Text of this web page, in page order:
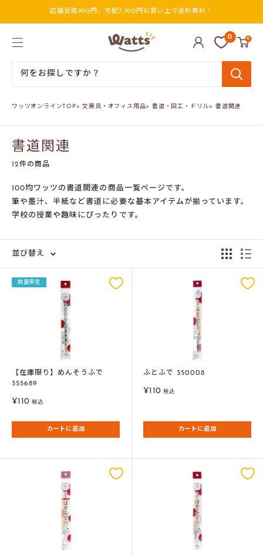
テ
店舗受取990円、宅配7,700円お買い上で送料無料！
ワ
ッ
0 0
ワッツオンラインTOP> 文房具・オフィス用品> 書道・図工・ドリル> 書道関連
書道関連
12件の商品
100均ワッツの書道関連の商品一覧ページです。
筆や墨汁、半紙など書道に必要な基本アイテムが揃っています。
学校の授業や趣味にぴったりです。
並び替え
数量限定
【在庫限り】めんそうふで
355689
販
価
¥110 税込
カートに追加
ふとふで 350008
販
格
¥110 税込
カートに追加